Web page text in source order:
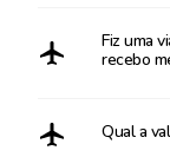
Fiz uma
recebo
Qual a